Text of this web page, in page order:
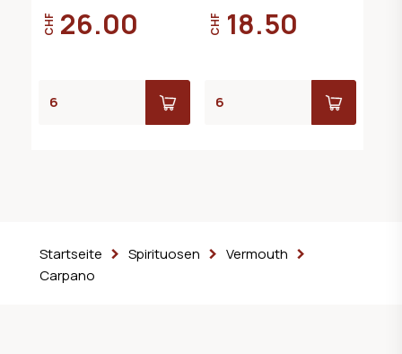
CHF 26.00 CHF 18.50
Startseite Spirituosen
Vermouth
Carpano